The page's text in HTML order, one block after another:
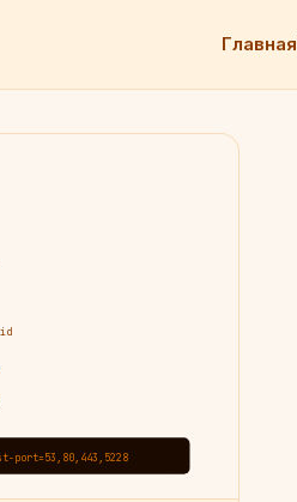
Главная
port=53,80,443,5228